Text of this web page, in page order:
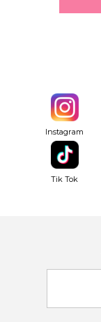
Instagram
Tik Tok